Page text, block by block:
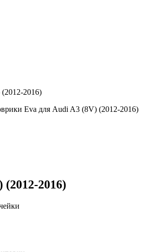
2016)
Eva для Audi A3 (8V) (2012-2016)
2016)